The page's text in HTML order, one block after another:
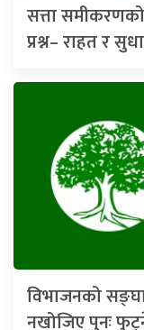
सत्ता
प्रश्न– राहत र
विभाजनको
नखोजिए पुनः